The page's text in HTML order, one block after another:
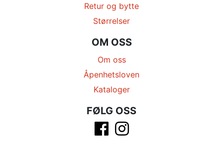
Retur og bytte
Størrelser
OM OSS
Om oss
Åpenhetsloven
Kataloger
FØLG OSS